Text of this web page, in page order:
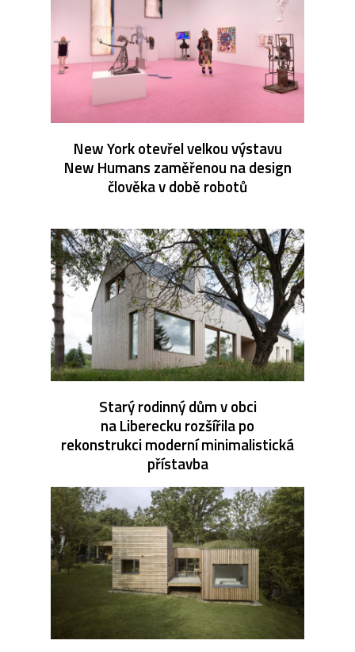
New York otevřel velkou výstavu
New Humans zaměřenou na design
člověka v době robotů
Starý rodinný dům v obci
na Liberecku rozšířila po
rekonstrukci moderní minimalistická
přístavba